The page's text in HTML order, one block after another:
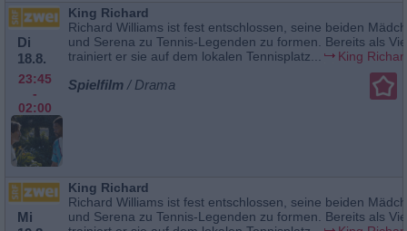
Di
18.8.
23:45
-
02:00
King Richard
Richard Williams ist fest entschlossen, seine beiden
und Serena zu Tennis-Legenden zu formen. Bereits als
trainiert er sie auf dem lokalen Tennisplatz...
King
Spielfilm / Drama
Mi
King Richard
Richard Williams ist fest entschlossen, seine beiden
und Serena zu Tennis-Legenden zu formen. Bereits als